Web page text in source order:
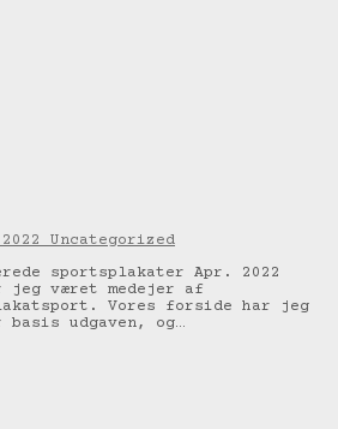
Uncategorized
sportsplakater Apr. 2022
jeg været medejer af
Vores forside har jeg
udgaven, og…